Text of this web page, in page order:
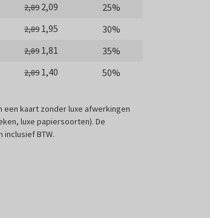
2,89 2,09
25%
2,89 1,95
30%
2,89 1,81
35%
2,89 1,40 50%
een kaart zonder luxe afwerkingen
luxe papiersoorten). De
BTW.